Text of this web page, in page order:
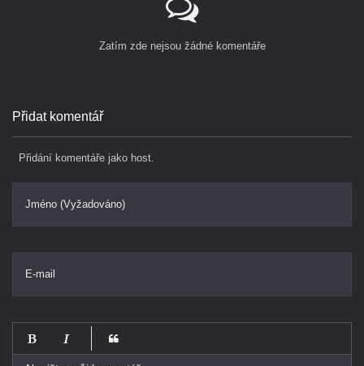
Zatím zde nejsou žádné komentáře
Přidat komentář
Přidání komentáře jako host.
Jméno (Vyžadováno)
E-mail